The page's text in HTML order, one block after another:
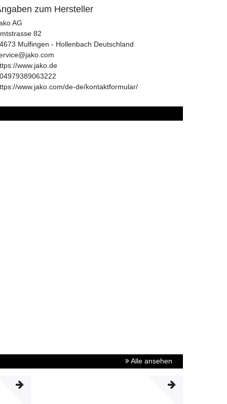
zum Hersteller
AG
82
Mulfingen - Hollenbach Deutschland
www.jako.de
www.jako.com/de-de/kontaktformular/
Alle ansehen